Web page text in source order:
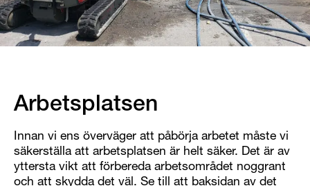
Arbetsplatsen
Innan vi ens överväger att påbörja arbetet måste vi
säkerställa att arbetsplatsen är helt säker. Det är av
yttersta vikt att förbereda arbetsområdet noggrant
och att skydda det väl. Se till att baksidan av det